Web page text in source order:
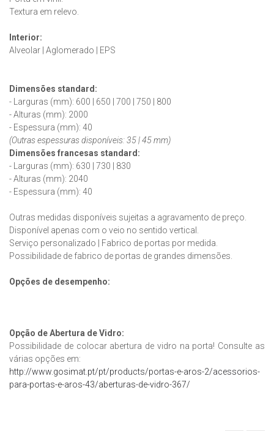
Textura em relevo.
Interior:
Alveolar | Aglomerado | EPS
Dimensões standard:
- Larguras (mm): 600 | 650 | 700 | 750 | 800
- Alturas (mm): 2000
- Espessura (mm): 40
(Outras espessuras disponíveis: 35 | 45 mm)
Dimensões francesas standard:
- Larguras (mm): 630 | 730 | 830
- Alturas (mm): 2040
- Espessura (mm): 40
Outras medidas disponíveis sujeitas a agravamento de preço.
Disponível apenas com o veio no sentido vertical.
Serviço personalizado | Fabrico de portas por medida.
Possibilidade de fabrico de portas de grandes dimensões.
Opções de desempenho:
Opção de Abertura de Vidro:
Possibilidade de colocar abertura de vidro na porta! Consulte as
várias opções em:
http://www.gosimat.pt/pt/products/portas-e-aros-2/acessorios-
para-portas-e-aros-43/aberturas-de-vidro-367/